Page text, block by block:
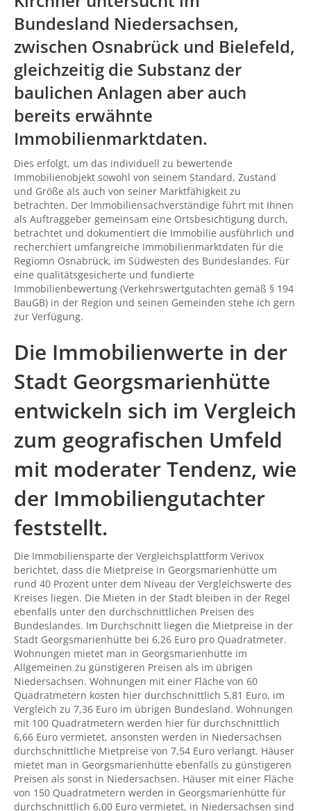
Bundesland Niedersachsen,
zwischen Osnabrück und Bielefeld,
gleichzeitig die Substanz der
baulichen Anlagen aber auch
bereits erwähnte
Immobilienmarktdaten.
Dies erfolgt, um das individuell zu bewertende
Immobilienobjekt sowohl von seinem Standard, Zustand
und Größe als auch von seiner Marktfähigkeit zu
betrachten. Der Immobiliensachverständige führt mit Ihnen
als Auftraggeber gemeinsam eine Ortsbesichtigung durch,
betrachtet und dokumentiert die Immobilie ausführlich und
recherchiert umfangreiche Immobilienmarktdaten für die
Regiomn Osnabrück, im Südwesten des Bundeslandes. Für
eine qualitätsgesicherte und fundierte
Immobilienbewertung (Verkehrswertgutachten gemäß § 194
BauGB) in der Region und seinen Gemeinden stehe ich gern
zur Verfügung.
Die Immobilienwerte in der
Stadt Georgsmarienhütte
entwickeln sich im Vergleich
zum geografischen Umfeld
mit moderater Tendenz, wie
der Immobiliengutachter
feststellt.
Die Immobiliensparte der Vergleichsplattform Verivox
berichtet, dass die Mietpreise in Georgsmarienhütte um
rund 40 Prozent unter dem Niveau der Vergleichswerte des
Kreises liegen. Die Mieten in der Stadt bleiben in der Regel
ebenfalls unter den durchschnittlichen Preisen des
Bundeslandes. Im Durchschnitt liegen die Mietpreise in der
Stadt Georgsmarienhütte bei 6,26 Euro pro Quadratmeter.
Wohnungen mietet man in Georgsmarienhütte im
Allgemeinen zu günstigeren Preisen als im übrigen
Niedersachsen. Wohnungen mit einer Fläche von 60
Quadratmetern kosten hier durchschnittlich 5,81 Euro, im
Vergleich zu 7,36 Euro im übrigen Bundesland. Wohnungen
mit 100 Quadratmetern werden hier für durchschnittlich
6,66 Euro vermietet, ansonsten werden in Niedersachsen
durchschnittliche Mietpreise von 7,54 Euro verlangt. Häuser
mietet man in Georgsmarienhütte ebenfalls zu günstigeren
Preisen als sonst in Niedersachsen. Häuser mit einer Fläche
von 150 Quadratmetern werden in Georgsmarienhütte für
durchschnittlich 6,00 Euro vermietet, in Niedersachsen sind